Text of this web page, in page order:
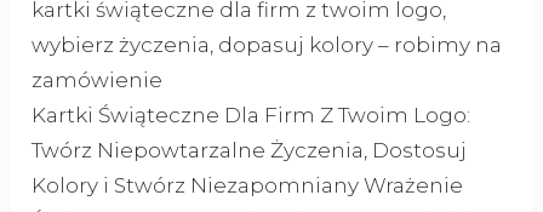
kartki świąteczne dla firm z twoim logo,
wybierz życzenia, dopasuj kolory – robimy na
zamówienie
Kartki Świąteczne Dla Firm Z Twoim Logo:
Twórz Niepowtarzalne Życzenia, Dostosuj
Kolory i Stwórz Niezapomniany Wrażenie